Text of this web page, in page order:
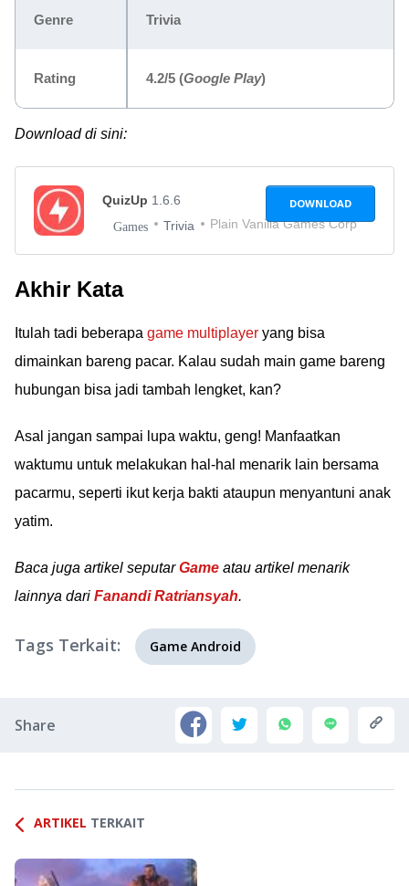
Genre Trivia
Rating 4.2/5 (Google Play)
Download di sini:
QuizUp 1.6.6
Games Trivia Plain Vanilla Games Corp
DOWNLOAD
Akhir Kata
Itulah tadi beberapa game multiplayer yang bisa
dimainkan bareng pacar. Kalau sudah main game bareng
hubungan bisa jadi tambah lengket, kan?
Asal jangan sampai lupa waktu, geng! Manfaatkan
waktumu untuk melakukan hal-hal menarik lain bersama
pacarmu, seperti ikut kerja bakti ataupun menyantuni anak
yatim.
Baca juga artikel seputarGame atau artikel menarik
lainnya dari Fanandi Ratriansyah.
Tags Terkait: Game Android
Share
ARTIKEL TERKAIT